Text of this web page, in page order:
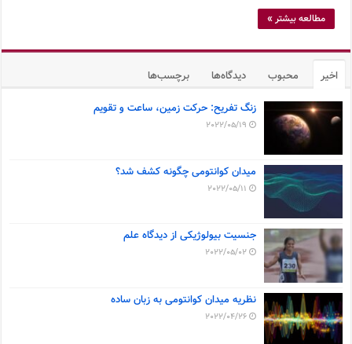
مطالعه بیشتر »
اخیر محبوب دیدگاه‌ها برچسب‌ها
زنگ تفریح: حرکت زمین، ساعت و تقویم
2022/05/19
میدان کوانتومی چگونه کشف شد؟
2022/05/11
جنسیت بیولوژیکی از دیدگاه علم
2022/05/02
نظریه میدان کوانتومی به زبان ساده
2022/04/26